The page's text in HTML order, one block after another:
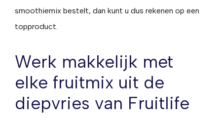
smoothiemix bestelt, dan kunt u dus rekenen op een
topproduct.
Werk makkelijk met
elke fruitmix uit de
diepvries van Fruitlife